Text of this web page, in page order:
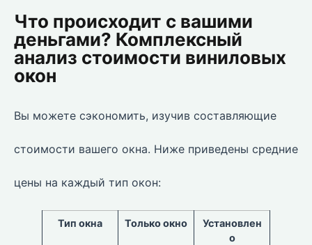
Что происходит с вашими
деньгами? Комплексный
анализ стоимости виниловых
окон
Вы можете сэкономить, изучив составляющие
стоимости вашего окна. Ниже приведены средние
цены на каждый тип окон:
Тип окна Только окно
Установлен
о